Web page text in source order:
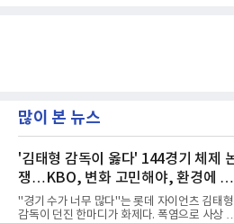
많이 본 뉴스
'김태형 감독이 옳다' 144경기 체제
쟁…KBO, 변화 고민해야, 환경에 맞
는 경기 수가 바람직
"경기 수가 너무 많다"는 롯데 자이언츠 김태형
감독이 던진 한마디가 화제다. 폭염으로 사상